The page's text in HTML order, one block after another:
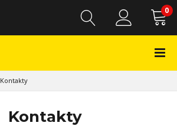
0
Kontakty
Kontakty